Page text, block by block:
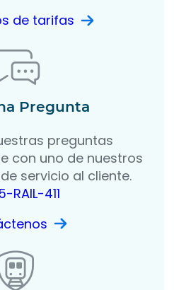
de tarifas
Pregunta
preguntas
con uno de nuestros
servicio al cliente.
RAIL-411